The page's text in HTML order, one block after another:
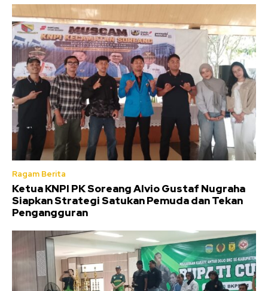
Ragam Berita
Ketua KNPI PK Soreang Alvio Gustaf Nugraha
Siapkan Strategi Satukan Pemuda dan Tekan
Pengangguran